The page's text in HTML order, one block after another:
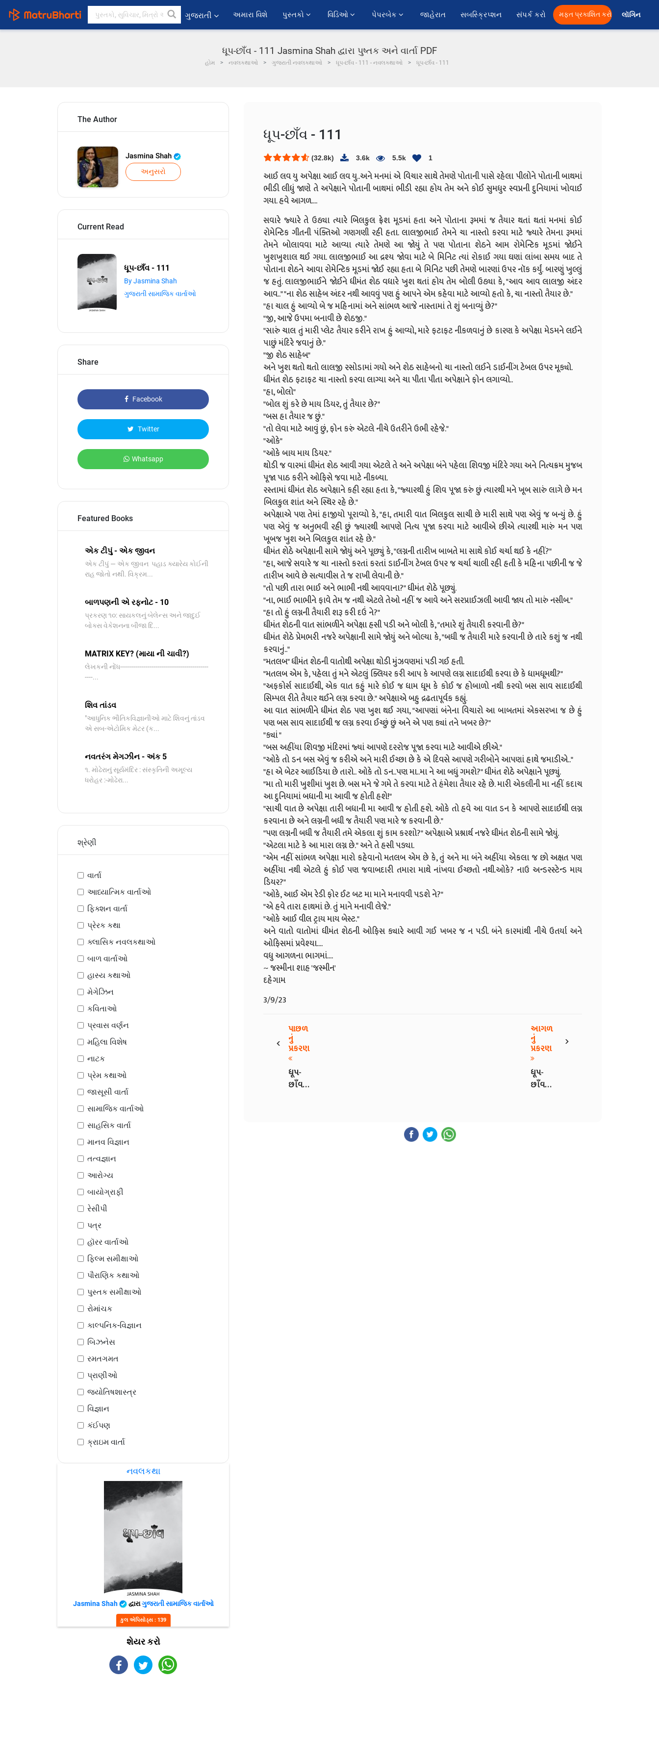
ગુજરાતી અમારા વિશે પુસ્તકો વિડિઓ પેપરબેક જાહેરાત સબસ્ક્રિપ્શન સંપર્ક કરો મફત પ્રકાશિત કરો લૉગિન
ધૂપ-છાઁવ - 111 Jasmina Shah દ્વારા પુષ્તક અને વાર્તા PDF
હોમ નવલકથાઓ ગુજરાતી નવલકથાઓ ધૂપ-છાઁવ - 111 - નવલકથાઓ ધૂપ-છાઁવ - 111
The Author
Jasmina Shah
અનુસરો
Current Read
ધૂપ-છાઁવ - 111
By Jasmina Shah
ગુજરાતી સામાજિક વાર્તાઓ
Share
Facebook
Twitter
Whatsapp
Featured Books
એક ટીપું - એક જીવન
એક ટીપું — એક જીવન પહાડ ક્યારેય કોઈની
રાહ જોતો નથી. વિક્રમ...
બાળપણની એ રફનોટ - 10
પ્રકરણ ૧૦: સાયકલનું બેલેન્સ અને જાદુઈ
બોક્સ વેકેશનના બીજા દિ...
MATRIX KEY? (માયા ની ચાવી?)
લેખકની નોંધ---------------------------------------------
----...
શિવ તાંડવ
"આધુનિક ભૌતિકવિજ્ઞાનીઓ માટે શિવનું તાંડવ
એ સબ-એટોમિક મેટર (ક...
નવતરંગ મેગઝીન - અંક 5
૧. મોઢેરાનું સૂર્યમંદિર : સંસ્કૃતિની અમૂલ્ય
ધરોહર :-​મોઢેરા...
શ્રેણી
વાર્તા
આધ્યાત્મિક વાર્તાઓ
ફિક્શન વાર્તા
પ્રેરક કથા
ક્લાસિક નવલકથાઓ
બાળ વાર્તાઓ
હાસ્ય કથાઓ
મેગેઝિન
કવિતાઓ
પ્રવાસ વર્ણન
મહિલા વિશેષ
નાટક
પ્રેમ કથાઓ
જાસૂસી વાર્તા
સામાજિક વાર્તાઓ
સાહસિક વાર્તા
માનવ વિજ્ઞાન
તત્વજ્ઞાન
આરોગ્ય
બાયોગ્રાફી
રેસીપી
પત્ર
હૉરર વાર્તાઓ
ફિલ્મ સમીક્ષાઓ
પૌરાણિક કથાઓ
પુસ્તક સમીક્ષાઓ
રોમાંચક
કાલ્પનિક-વિજ્ઞાન
બિઝનેસ
રમતગમત
પ્રાણીઓ
જ્યોતિષશાસ્ત્ર
વિજ્ઞાન
કંઈપણ
ક્રાઇમ વાર્તા
નવલકથા
Jasmina Shah દ્વારાગુજરાતી સામાજિક વાર્તાઓ
કુલ એપિસોડ્સ : 139
શેયર કરો
ધૂપ-છાઁવ - 111
(32.8k) 3.6k 5.5k 1
આઈ લવ યુ અપેક્ષા આઈ લવ યુ..અને મનમાં એ વિચાર સાથે તેમણે પોતાની પાસે રહેલા પીલોને પોતાની બાથમાં
ભીડી લીધું જાણે તે અપેક્ષાને પોતાની બાથમાં ભીડી રહ્યા હોય તેમ અને કોઈ સુમધુર સ્વપ્નની દુનિયામાં ખોવાઈ
ગયા.હવે આગળ....
સવારે જ્યારે તે ઉઠ્યા ત્યારે બિલકુલ ફ્રેશ મૂડમાં હતા અને પોતાના રૂમમાં જ તૈયાર થતાં થતાં મનમાં કોઈ
રોમેન્ટિક ગીતની પંક્તિઓ ગણગણી રહી હતા. લાલજીભાઈ તેમને ચા નાસ્તો કરવા માટે જ્યારે તેમના રૂમમાં
તેમને બોલાવવા માટે આવ્યા ત્યારે તેમણે આ જોયું તે પણ પોતાના શેઠને આમ રોમેન્ટિક મૂડમાં જોઈને
ખુશખુશાલ થઈ ગયા.લાલજીભાઈ આ દ્રશ્ય જોવા માટે બે મિનિટ ત્યાં રોકાઈ ગયા ઘણાં લાંબા સમય બાદ તે
પોતાના શેઠને આવા રોમેન્ટિક મૂડમાં જોઈ રહ્યા હતા બે મિનિટ પછી તેમણે બારણાં ઉપર નૉક કર્યું. બારણું ખુલ્લું
જ હતું. લાલજીભાઈને જોઈને ધીમંત શેઠ વધારે ખુશ થતાં હોય તેમ બોલી ઉઠ્યા કે, "આવ આવ લાલજી અંદર
આવ..""ના શેઠ સાહેબ અંદર નથી આવવું પણ હું આપને એમ કહેવા માટે આવ્યો હતો કે, ચા નાસ્તો તૈયાર છે."
"હા ચાલ હું આવ્યો બે જ મહિનામાં અને સાંભળ આજે નાસ્તામાં તે શું બનાવ્યું છે?"
"જી, આજે ઉપમા બનાવી છે શેઠજી."
"સારું ચાલ તું મારી પ્લેટ તૈયાર કરીને રાખ હું આવ્યો, મારે ફટાફટ નીકળવાનું છે કારણ કે અપેક્ષા મેડમને લઈને
પાછું મંદિરે જવાનું છે."
"જી શેઠ સાહેબ"
અને ખુશ થતો થતો લાલજી રસોડામાં ગયો અને શેઠ સાહેબનો ચા નાસ્તો લઈને ડાઈનીંગ ટેબલ ઉપર મૂક્યો.
ધીમંત શેઠ ફટાફટ ચા નાસ્તો કરવા લાગ્યા અને ચા પીતા પીતા અપેક્ષાને ફોન લગાવ્યો..
"હા, બોલો"
"બોલ શું કરે છે માય ડિયર, તું તૈયાર છે?"
"બસ હા તૈયાર જ છું."
"તો લેવા માટે આવું છું, ફોન કરું એટલે નીચે ઉતરીને ઉભી રહેજે."
"ઓકે"
"ઓકે બાય માય ડિયર."
થોડી જ વારમાં ધીમંત શેઠ આવી ગયા એટલે તે અને અપેક્ષા બંને પહેલા શિવજી મંદિરે ગયા અને નિત્યક્રમ મુજબ
પૂજા પાઠ કરીને ઓફિસે જવા માટે નીકળ્યા.
રસ્તામાં ધીમંત શેઠ અપેક્ષાને કહી રહ્યા હતા કે, "જ્યારથી હું શિવ પૂજા કરું છું ત્યારથી મને ખૂબ સારું લાગે છે મન
બિલકુલ શાંત અને સ્થિર રહે છે."
અપેક્ષાએ પણ તેમાં હાજીયો પૂરાવ્યો કે, "હા, તમારી વાત બિલકુલ સાચી છે મારી સાથે પણ એવું જ બન્યું છે. હું
પણ એવું જ અનુભવી રહી છું જ્યારથી આપણે નિત્ય પૂજા કરવા માટે આવીએ છીએ ત્યારથી મારું મન પણ
ખૂબજ ખુશ અને બિલકુલ શાંત રહે છે."
ધીમંત શેઠે અપેક્ષાની સામે જોયું અને પૂછ્યું કે, "લગ્નની તારીખ બાબતે મા સાથે કોઈ ચર્ચા થઈ કે નહીં?"
"હા, આજે સવારે જ ચા નાસ્તો કરતાં કરતાં ડાઈનીંગ ટેબલ ઉપર જ ચર્ચા ચાલી રહી હતી કે મહિના પછીની જ જે
તારીખ આવે છે સત્યાવીસ તે જ રાખી લેવાની છે."
"તો પછી તારા ભાઈ અને ભાભી નથી આવવાના?" ધીમંત શેઠે પૂછ્યું.
"ના, ભાઈ ભાભીને ફાવે તેમ જ નથી એટલે તેઓ નહીં જ આવે અને સરપ્રાઈઝલી આવી જાય તો મારું નસીબ."
"હા તો હું લગ્નની તૈયારી શરૂ કરી દઉં ને?"
ધીમંત શેઠની વાત સાંભળીને અપેક્ષા હસી પડી અને બોલી કે, "તમારે શું તૈયારી કરવાની છે?"
ધીમંત શેઠે પ્રેમભરી નજરે અપેક્ષાની સામે જોયું અને બોલ્યા કે, "બધી જ તૈયારી મારે કરવાની છે તારે કશું જ નથી
કરવાનું.."
"મતલબ" ધીમંત શેઠની વાતોથી અપેક્ષા થોડી મુંઝવણમાં પડી ગઈ હતી.
"મતલબ એમ કે, પહેલા તું મને એટલું ક્લિયર કરી આપ કે આપણે લગ્ન સાદાઈથી કરવા છે કે ધામધૂમથી?"
"અફકોર્સ સાદાઈથી, એક વાત કહું મારે કોઈ જ ધામ ધૂમ કે કોઈ જ હોબાળો નથી કરવો બસ સાવ સાદાઈથી
સિમ્પલ રીતે તૈયાર થઈને લગ્ન કરવા છે." અપેક્ષાએ બહુ દ્રઢતાપૂર્વક કહ્યું.
આ વાત સાંભળીને ધીમંત શેઠ પણ ખુશ થઈ ગયા, "આપણાં બંનેના વિચારો આ બાબતમાં એકસરખા જ છે હું
પણ બસ સાવ સાદાઈથી જ લગ્ન કરવા ઈચ્છું છું અને એ પણ ક્યાં તને ખબર છે?"
"ક્યાં "
"બસ અહીંયા શિવજી મંદિરમાં જ્યાં આપણે દરરોજ પૂજા કરવા માટે આવીએ છીએ."
"ઓકે તો ડન બસ એવું જ કરીએ અને મારી ઈચ્છા છે કે એ દિવસે આપણે ગરીબોને આપણાં હાથે જમાડીએ.."
"હા એ બેટર આઈડિયા છે તારો.. ઓકે તો ડન..પણ મા..મા ને આ બધું ગમશે?" ધીમંત શેઠે અપેક્ષાને પૂછ્યું.
"મા તો મારી ખુશીમાં ખુશ છે. બસ મને જે ગમે તે કરવા માટે તે હંમેશા તૈયાર રહે છે. મારી એકલીની મા નહીં કદાચ
આ દુનિયામાં બધાની મા આવી જ હોતી હશે!"
"સાચી વાત છે અપેક્ષા તારી બધાની મા આવી જ હોતી હશે. ઓકે તો હવે આ વાત ડન કે આપણે સાદાઈથી લગ્ન
કરવાના છે અને લગ્નની બધી જ તૈયારી પણ મારે જ કરવાની છે."
"પણ લગ્નની બધી જ તૈયારી તમે એકલા શું કામ કરશો?" અપેક્ષાએ પ્રશ્નાર્થ નજરે ધીમંત શેઠની સામે જોયું.
"એટલા માટે કે આ મારા લગ્ન છે." અને તે હસી પડ્યા.
"એમ નહીં સાંભળ અપેક્ષા મારો કહેવાનો મતલબ એમ છે કે, તું અને મા બંને અહીંયા એકલા જ છો અક્ષત પણ
અહીંયા નથી એટલે હું કોઈ પણ જવાબદારી તમારા માથે નાંખવા ઈચ્છતો નથી.ઓકે? નાઉ અન્ડરસ્ટેન્ડ માય
ડિયર?"
"ઓકે, આઈ એમ રેડી ફોર ઈટ બટ મા માને મનાવવી પડશે ને?"
"એ હવે તારા હાથમાં છે. તું માને મનાવી લેજે."
"ઓકે આઈ વીલ ટ્રાય માય બેસ્ટ."
અને વાતો વાતોમાં ધીમંત શેઠની ઓફિસ ક્યારે આવી ગઈ ખબર જ ન પડી. બંને કારમાંથી નીચે ઉતર્યા અને
ઓફિસમાં પ્રવેશ્યા....
વધુ આગળના ભાગમાં....
~ જસ્મીના શાહ 'જસ્મીન'
દહેગામ
3/9/23
‹
પાછળ
નું
પ્રકરણ
ધૂપ-
છાઁવ -
›
આગળ
નું
પ્રકરણ
ધૂપ-
છાઁવ -